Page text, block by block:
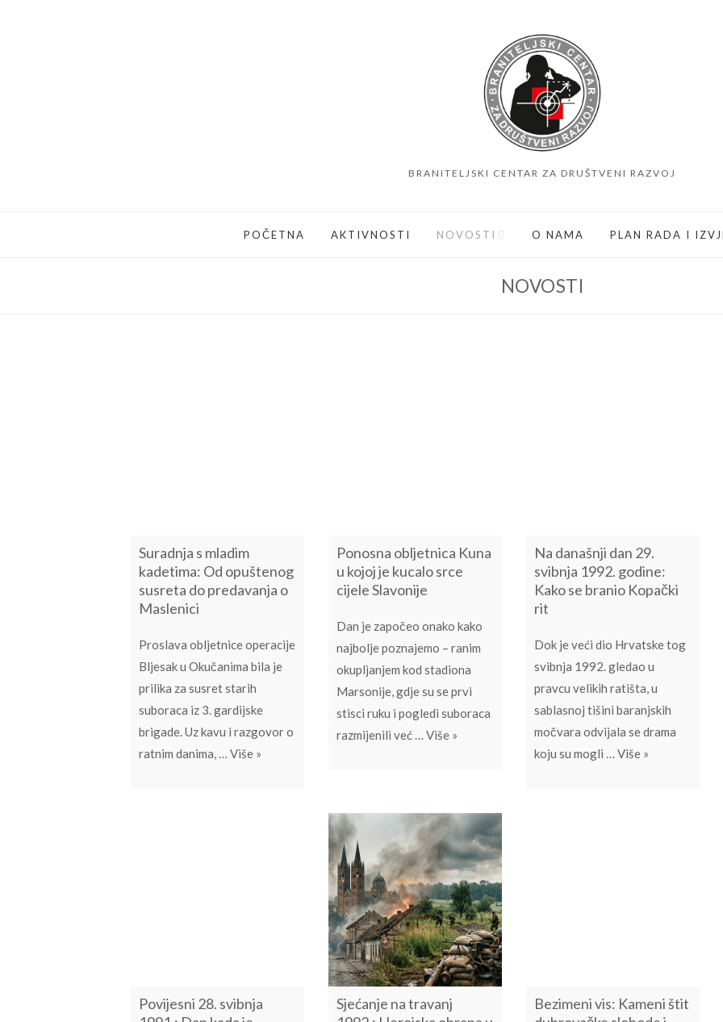
BRANITELJSKI CENTAR ZA DRUŠTVENI RAZVOJ
POČETNA AKTIVNOSTI NOVOSTI O NAMA PLAN RADA I
NOVOSTI
Suradnja s mladim
kadetima: Od opuštenog
susreta do predavanja o
Maslenici
Proslava obljetnice operacije
Bljesak u Okučanima bila je
prilika za susret starih
suboraca iz 3. gardijske
brigade. Uz kavu i razgovor o
ratnim danima, … Više Suradnja s mladim kadetima: Od opuštenog susreta do predavanja o Maslenici
»
Ponosna obljetnica Kuna
u kojoj je kucalo srce
cijele Slavonije
Dan je započeo onako kako
najbolje poznajemo – ranim
okupljanjem kod stadiona
Marsonije, gdje su se prvi
stisci ruku i pogledi suboraca
razmijenili već … Više Ponosna obljetnica Kuna u kojoj je kucalo srce
»
Na današnji dan 29.
svibnja 1992. godine:
Kako se branio Kopački
rit
Dok je veći dio Hrvatske tog
svibnja 1992. gledao u
pravcu velikih ratišta, u
sablasnoj tišini baranjskih
močvara odvijala se drama
koju su mogli … Više Na današnji
»
Povijesni 28. svibnja
Sjećanje na travanj
Bezimeni vis: Kameni štit